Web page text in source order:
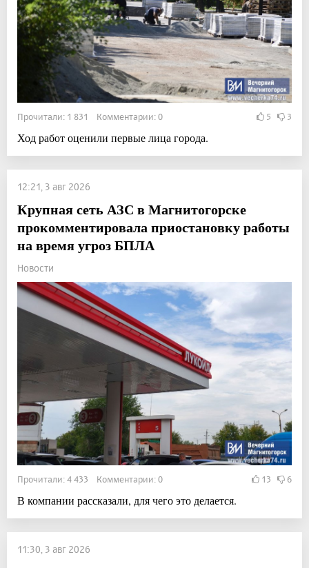
Прочитали: 1 831 Комментарии: 0 5 3
Ход работ оценили первые лица города.
12:21, 3 авг 2026
Крупная сеть АЗС в Магнитогорске
прокомментировала приостановку работы
на время угроз БПЛА
Новости
Прочитали: 4 433 Комментарии: 0 13 6
В компании рассказали, для чего это делается.
11:30, 3 авг 2026